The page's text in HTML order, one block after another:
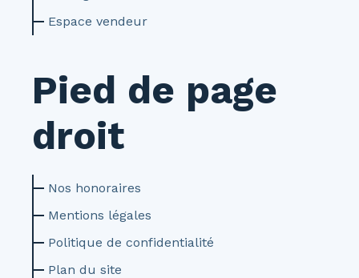
Espace vendeur
Pied de page
droit
Nos honoraires
Mentions légales
Politique de confidentialité
Plan du site